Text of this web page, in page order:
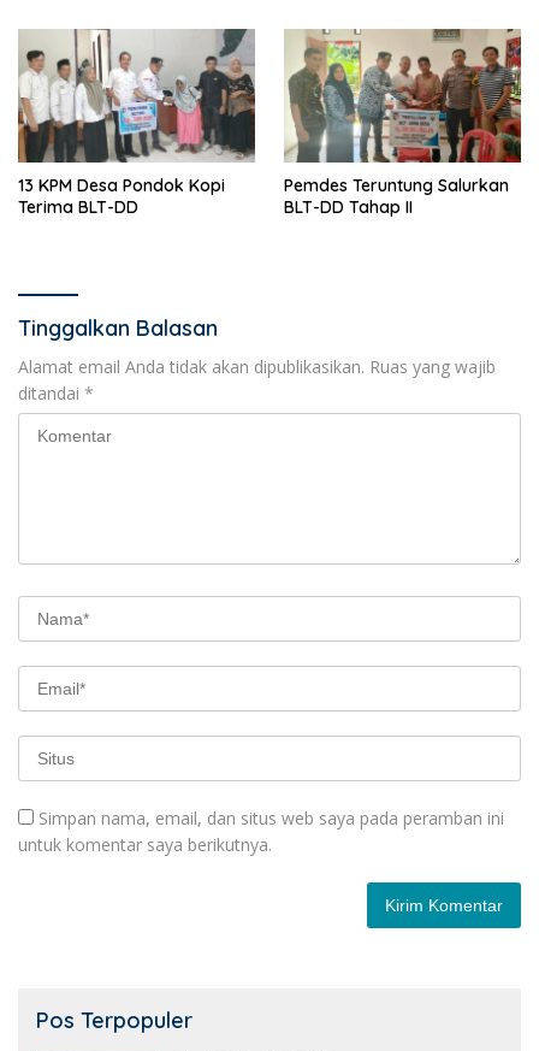
13 KPM Desa Pondok Kopi
Terima BLT-DD
Pemdes Teruntung Salurkan
BLT-DD Tahap II
Tinggalkan Balasan
Alamat email Anda tidak akan dipublikasikan. Ruas yang wajib
ditandai *
Simpan nama, email, dan situs web saya pada peramban ini
untuk komentar saya berikutnya.
Pos Terpopuler